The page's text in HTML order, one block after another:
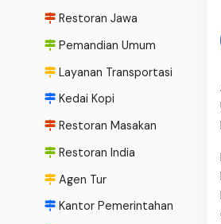
Restoran Jawa
Pemandian Umum
Layanan Transportasi
Kedai Kopi
Restoran Masakan
Restoran India
Agen Tur
Kantor Pemerintahan